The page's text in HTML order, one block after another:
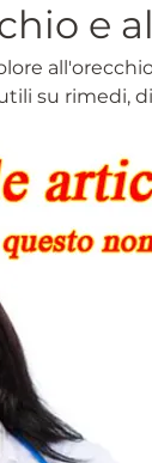
e
su rimedi,